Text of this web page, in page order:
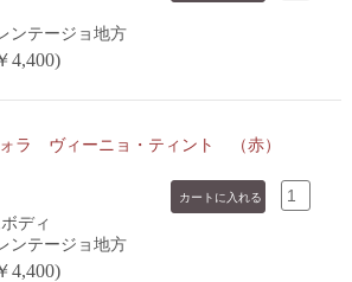
テージョ地方
4,400)
ラ ヴィーニョ・ティント （赤）
ディ
テージョ地方
4,400)